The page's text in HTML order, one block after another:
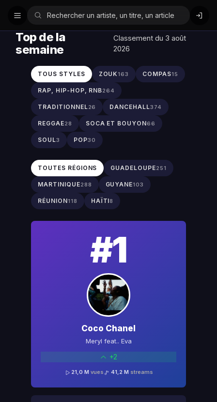
Top de la
semaine
Classement du 3 août
2026
TOUS STYLES ZOUK163 COMPAS15
RAP, HIP-HOP, RNB264
TRADITIONNEL26 DANCEHALL374
REGGAE28 SOCA ET BOUYON66
SOUL3 POP30
TOUTES RÉGIONS GUADELOUPE251
MARTINIQUE288 GUYANE103
RÉUNION118 HAÏTI8
#1
Coco Chanel
Meryl feat.. Eva
+2
21,0 M vues 41,2 M streams